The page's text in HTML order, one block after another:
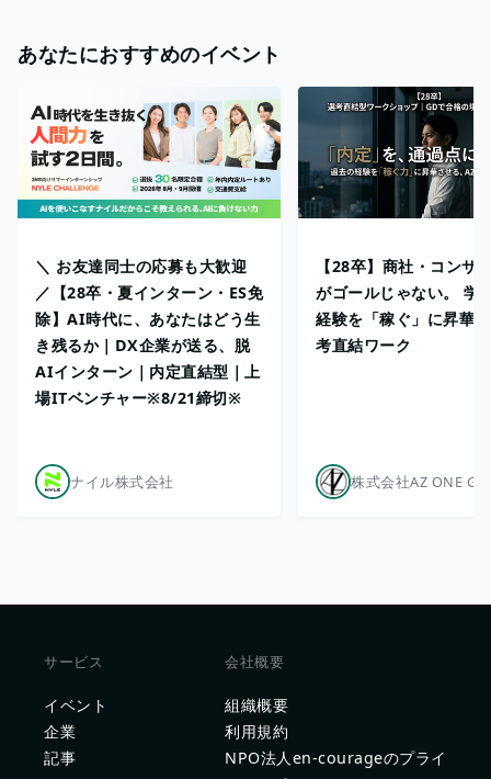
あなたにおすすめのイベント
＼ お友達同士の応募も大歓迎
／【28卒・夏インターン・ES免
除】AI時代に、あなたはどう生
き残るか｜DX企業が送る、脱
AIインターン｜内定直結型｜上
場ITベンチャー※8/21締切※
ナイル株式会社
【28卒】商社・コンサ
がゴールじゃない。 学
経験を「稼ぐ」に昇華
考直結ワーク
株式会社AZ ONE
サービス
イベント
企業
記事
会社概要
組織概要
利用規約
NPO法人en-courageのプライ